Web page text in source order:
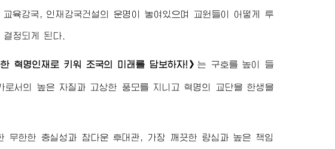
육강국, 인재강국건설의 운명이 놓여있으며 교원들이 어떻게 투
정되게 된다.
한 혁명인재로 키워 조국의 미래를 담보하자!》 는 구호를 높이 들
서의 높은 자질과 고상한 풍모를 지니고 혁명의 교단을 한생을
무한한 충실성과 참다운 후대관, 가장 깨끗한 량심과 높은 책임